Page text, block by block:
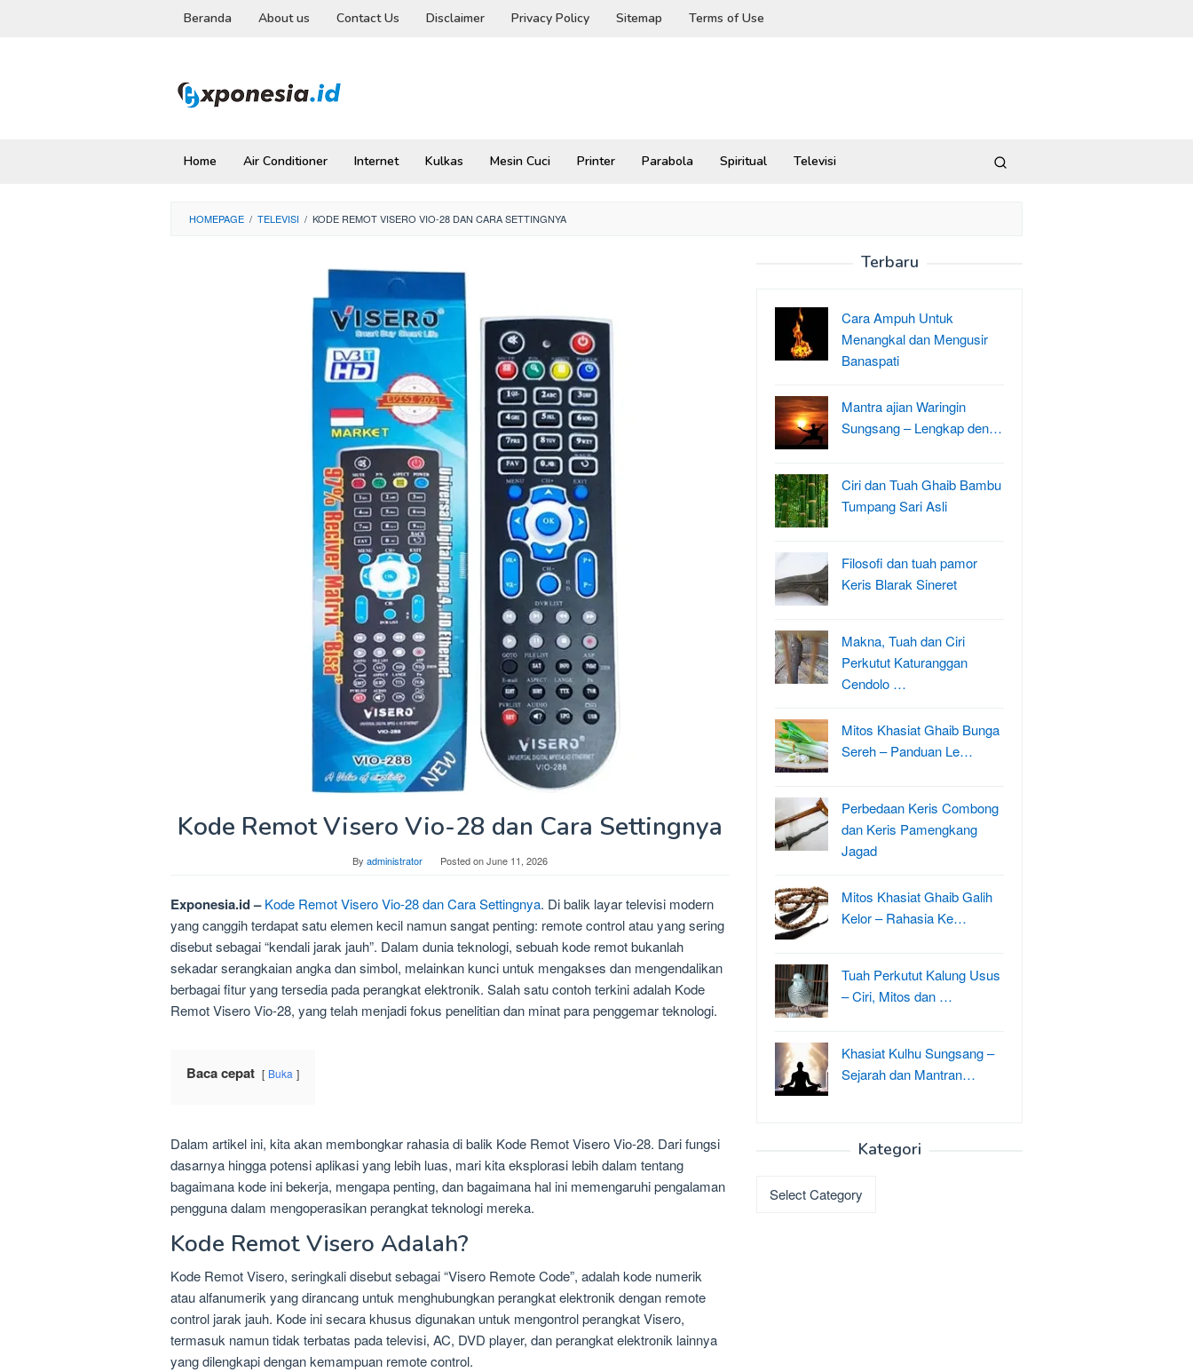
Beranda About us Contact Us Disclaimer Privacy Policy Sitemap Terms of Use
Home Air Conditioner Internet Kulkas Mesin Cuci Printer Parabola Spiritual Televisi
HOMEPAGE / TELEVISI / KODE REMOT VISERO VIO-28 DAN CARA SETTINGNYA
Kode Remot Visero Vio-28 dan Cara Settingnya
By administrator Posted onJune 11, 2026
Exponesia.id – Kode Remot Visero Vio-28 dan Cara Settingnya. Di balik layar televisi modern
yang canggih terdapat satu elemen kecil namun sangat penting: remote control atau yang sering
disebut sebagai “kendali jarak jauh”. Dalam dunia teknologi, sebuah kode remot bukanlah
sekadar serangkaian angka dan simbol, melainkan kunci untuk mengakses dan mengendalikan
berbagai fitur yang tersedia pada perangkat elektronik. Salah satu contoh terkini adalah Kode
Remot Visero Vio-28, yang telah menjadi fokus penelitian dan minat para penggemar teknologi.
Baca cepat Buka
Dalam artikel ini, kita akan membongkar rahasia di balik Kode Remot Visero Vio-28. Dari fungsi
dasarnya hingga potensi aplikasi yang lebih luas, mari kita eksplorasi lebih dalam tentang
bagaimana kode ini bekerja, mengapa penting, dan bagaimana hal ini memengaruhi pengalaman
pengguna dalam mengoperasikan perangkat teknologi mereka.
Kode Remot Visero Adalah?
Kode Remot Visero, seringkali disebut sebagai “Visero Remote Code”, adalah kode numerik
atau alfanumerik yang dirancang untuk menghubungkan perangkat elektronik dengan remote
control jarak jauh. Kode ini secara khusus digunakan untuk mengontrol perangkat Visero,
termasuk namun tidak terbatas pada televisi, AC, DVD player, dan perangkat elektronik lainnya
yang dilengkapi dengan kemampuan remote control.
Terbaru
Cara Ampuh Untuk
Menangkal dan Mengusir
Banaspati
Mantra ajian Waringin
Sungsang – Lengkap den…
Ciri dan Tuah Ghaib Bambu
Tumpang Sari Asli
Filosofi dan tuah pamor
Keris Blarak Sineret
Makna, Tuah dan Ciri
Perkutut Katuranggan
Cendolo …
Mitos Khasiat Ghaib Bunga
Sereh – Panduan Le…
Perbedaan Keris Combong
dan Keris Pamengkang
Jagad
Mitos Khasiat Ghaib Galih
Kelor – Rahasia Ke…
Tuah Perkutut Kalung Usus
– Ciri, Mitos dan …
Khasiat Kulhu Sungsang –
Sejarah dan Mantran…
Kategori
Kategori